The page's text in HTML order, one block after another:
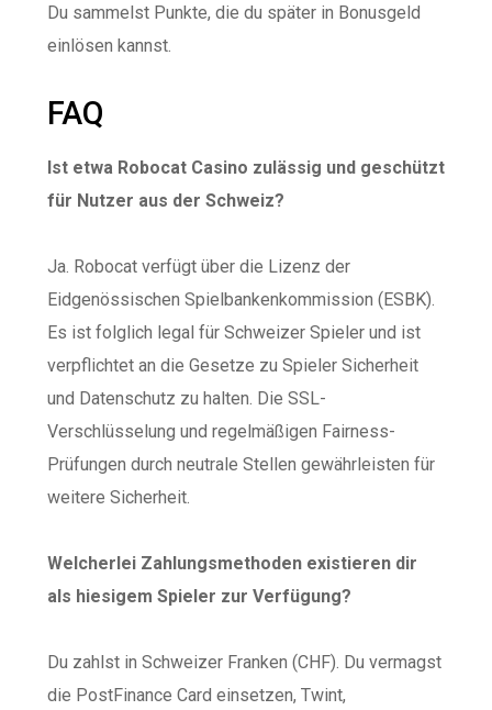
Du sammelst Punkte, die du später in Bonusgeld
einlösen kannst.
FAQ
Ist etwa Robocat Casino zulässig und geschützt
für Nutzer aus der Schweiz?
Ja. Robocat verfügt über die Lizenz der
Eidgenössischen Spielbankenkommission (ESBK).
Es ist folglich legal für Schweizer Spieler und ist
verpflichtet an die Gesetze zu Spieler Sicherheit
und Datenschutz zu halten. Die SSL-
Verschlüsselung und regelmäßigen Fairness-
Prüfungen durch neutrale Stellen gewährleisten für
weitere Sicherheit.
Welcherlei Zahlungsmethoden existieren dir
als hiesigem Spieler zur Verfügung?
Du zahlst in Schweizer Franken (CHF). Du vermagst
die PostFinance Card einsetzen, Twint,